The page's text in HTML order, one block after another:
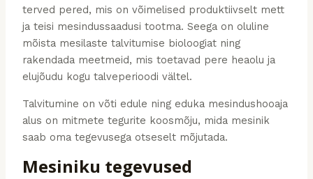
terved pered, mis on võimelised produktiivselt mett
ja teisi mesindussaadusi tootma. Seega on oluline
mõista mesilaste talvitumise bioloogiat ning
rakendada meetmeid, mis toetavad pere heaolu ja
elujõudu kogu talveperioodi vältel.
Talvitumine on võti edule ning eduka mesindushooaja
alus on mitmete tegurite koosmõju, mida mesinik
saab oma tegevusega otseselt mõjutada.
Mesiniku tegevused